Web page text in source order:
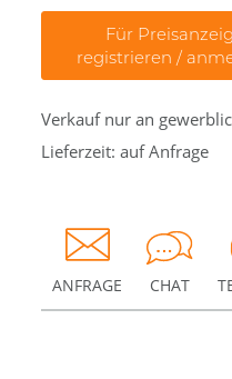
Für
registrieren /
Verkauf nur an
Lieferzeit: auf Anfrage
ANFRAGE CHAT